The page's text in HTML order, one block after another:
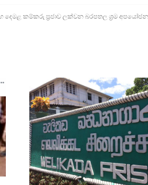
කම්කරු ප්‍රජාව ලක්වන බරපතල ශ්‍රම